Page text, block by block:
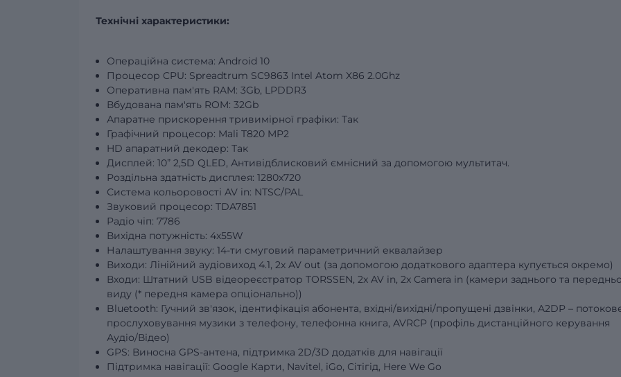
Технічні характеристики:
Операційна система: Android 10
Процесор CPU: Spreadtrum SC9863 Intel Atom X86 2.0Ghz
Оперативна пам'ять RAM: 3Gb, LPDDR3
Вбудована пам'ять ROM: 32Gb
Апаратне прискорення тривимірної графіки: Так
Графічний процесор: Mali T820 MP2
HD апаратний декодер: Так
Дисплей: 10” 2,5D QLED, Антивідблисковий ємнісний за допомогою мультитач.
Роздільна здатність дисплея: 1280x720
Система кольоровості AV in: NTSC/PAL
Звуковий процесор: TDA7851
Радіо чіп: 7786
Вихідна потужність: 4х55W
Налаштування звуку: 14-ти смуговий параметричний еквалайзер
Виходи: Лінійний аудіовиход 4.1, 2x AV out (за допомогою додаткового адаптера купується окремо)
Входи: Штатний USB відеореєстратор TORSSEN, 2x AV in, 2x Camera in (камери заднього та
виду (* передня камера опціонально))
Bluetooth: Гучний зв'язок, ідентифікація абонента, вхідні/вихідні/пропущені дзвінки, A2DP –
прослуховування музики з телефону, телефонна книга, AVRCP (профіль дистанційного керування
Аудіо/Відео)
GPS: Виносна GPS-антена, підтримка 2D/3D додатків для навігації
Підтримка навігації: Google Карти, Navitel, iGo, Сітігід, Here We Go